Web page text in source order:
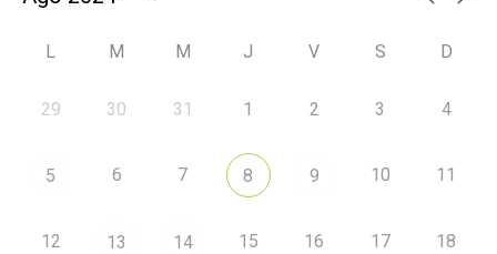
L M M J V S D
29 30 31 1 2 3 4
5 6 7 8 9 10 11
12 13 14 15 16 17 18